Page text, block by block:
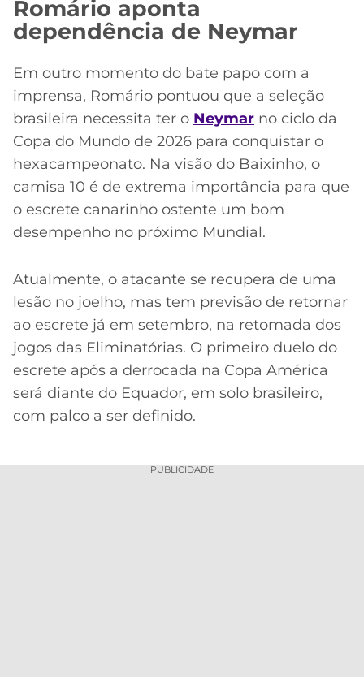
Romário aponta
dependência de Neymar
Em outro momento do bate papo com a
imprensa, Romário pontuou que a seleção
brasileira necessita ter o Neymar no ciclo da
Copa do Mundo de 2026 para conquistar o
hexacampeonato. Na visão do Baixinho, o
camisa 10 é de extrema importância para que
o escrete canarinho ostente um bom
desempenho no próximo Mundial.
Atualmente, o atacante se recupera de uma
lesão no joelho, mas tem previsão de retornar
ao escrete já em setembro, na retomada dos
jogos das Eliminatórias. O primeiro duelo do
escrete após a derrocada na Copa América
será diante do Equador, em solo brasileiro,
com palco a ser definido.
PUBLICIDADE